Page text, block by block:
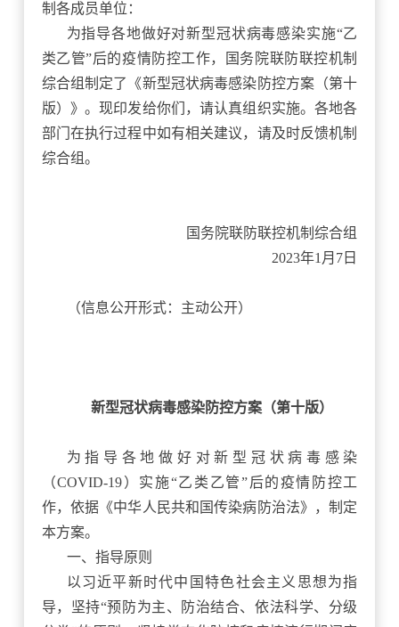
制各成员单位：
为指导各地做好对新型冠状病毒感染实施“乙
类乙管”后的疫情防控工作，国务院联防联控机制
综合组制定了《新型冠状病毒感染防控方案（第十
版）》。现印发给你们，请认真组织实施。各地各
部门在执行过程中如有相关建议，请及时反馈机制
综合组。
国务院联防联控机制综合组
2023年1月7日
（信息公开形式：主动公开）
新型冠状病毒感染防控方案（第十版）
为指导各地做好对新型冠状病毒感染
（COVID-19）实施“乙类乙管”后的疫情防控工
作，依据《中华人民共和国传染病防治法》，制定
本方案。
一、指导原则
以习近平新时代中国特色社会主义思想为指
导，坚持“预防为主、防治结合、依法科学、分级